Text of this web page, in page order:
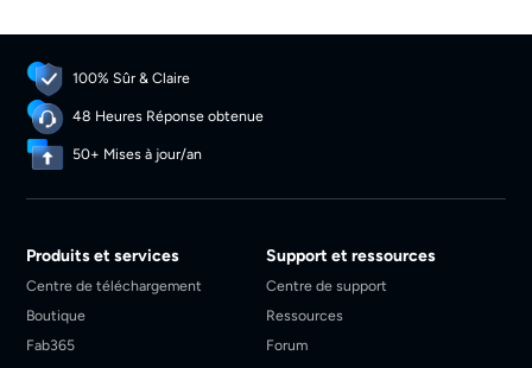
100% Sûr & Claire
48 Heures Réponse obtenue
50+ Mises à jour/an
Produits et services
Centre de téléchargement
Boutique
Fab365
Support et ressources
Centre de support
Ressources
Forum